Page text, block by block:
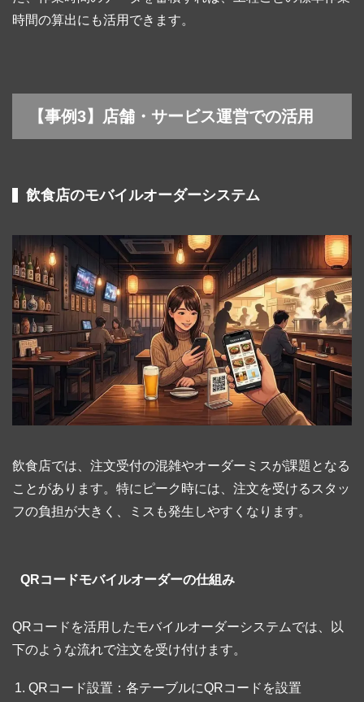
時間の算出にも活用できます。
【事例3】店舗・サービス運営での活用
飲食店のモバイルオーダーシステム
飲食店では、注文受付の混雑やオーダーミスが課題となる
ことがあります。特にピーク時には、注文を受けるスタッ
フの負担が大きく、ミスも発生しやすくなります。
QRコードモバイルオーダーの仕組み
QRコードを活用したモバイルオーダーシステムでは、以
下のような流れで注文を受け付けます。
QRコード設置：各テーブルにQRコードを設置